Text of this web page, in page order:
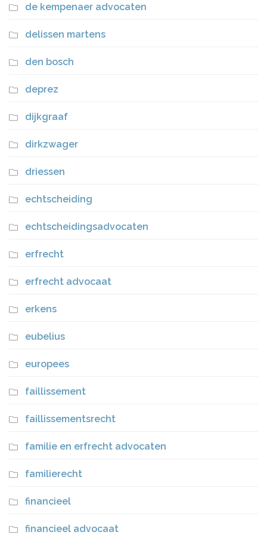
de kempenaer advocaten
delissen martens
den bosch
deprez
dijkgraaf
dirkzwager
driessen
echtscheiding
echtscheidingsadvocaten
erfrecht
erfrecht advocaat
erkens
eubelius
europees
faillissement
faillissementsrecht
familie en erfrecht advocaten
familierecht
financieel
financieel advocaat